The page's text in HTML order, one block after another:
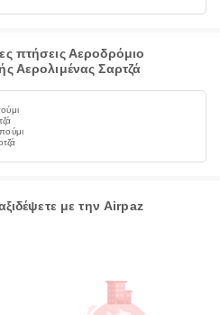
πτήσεις Αεροδρόμιο
Αερολιμένας Σαρτζά
με την Airpaz